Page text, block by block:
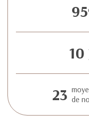
95
10
23 de